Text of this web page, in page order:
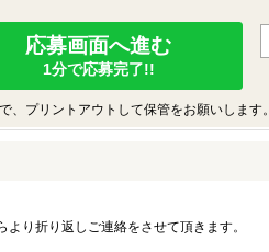
応募画面へ進む
1分で応募完了!!
プリントアウトして保管をお願いします。
より折り返しご連絡をさせて頂きます。